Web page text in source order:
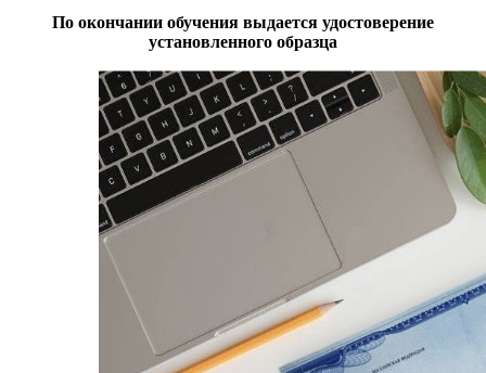
​По окончании обучения выдается удостоверение
установленного образца